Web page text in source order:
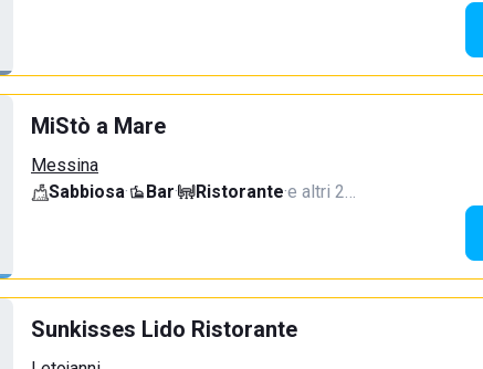
MiStò a Mare
Messina
Sabbiosa· Bar· Ristorante·e altri 2…
Sunkisses Lido Ristorante